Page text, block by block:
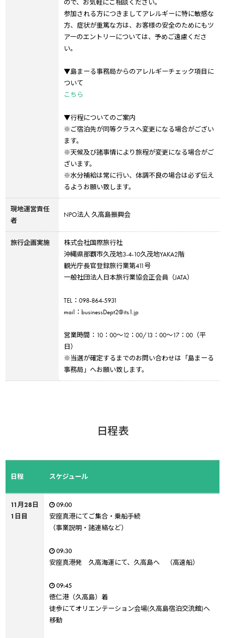
ので、お気軽にご相談ください。
参加される方につきましてアレルギーに特に敏感な
方、症状が重篤な方は、お客様の安全のためにもツ
アーのエントリーについては、予めご遠慮くださ
い。
▼島まーる事務局からのアレルギーチェック項目に
ついて
こちら
▼行程についてのご案内
※ご宿泊先が同等クラスへ変更になる場合がござい
ます。
※天候及び諸事情により旅程が変更になる場合がご
ざいます。
※水分補給は常に行い、体調不良の場合は必ず伝え
るようお願い致します。
現地運営責任
者
NPO法人 久高島振興会
旅行企画実施
株式会社国際旅行社
沖縄県那覇市久茂地3-4-10久茂地YAKA2階
観光庁長官登録旅行業第411号
一般社団法人日本旅行業協会正会員（JATA）
TEL：098-864-5931
mail：businessDept2@its1.jp
営業時間：10：00～12：00/13：00～17：00（平
日）
※当選が確定するまでのお問い合わせは「島まーる
事務局」へお願い致します。
日程表
日程 スケジュール
11月28日
1日目
09:00
安座真港にてご集合・乗船手続
（事業説明・諸連絡など）
09:30
安座真港発 久高海運にて、久高島へ （高速船）
09:45
徳仁港（久高島）着
徒歩にてオリエンテーション会場(久高島宿泊交流館)へ
移動